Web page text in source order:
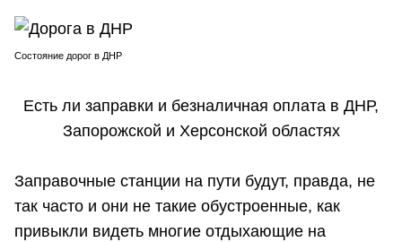
Состояние дорог в ДНР
Есть ли заправки и безналичная оплата в ДНР,
Запорожской и Херсонской областях
Заправочные станции на пути будут, правда, не
так часто и они не такие обустроенные, как
привыкли видеть многие отдыхающие на